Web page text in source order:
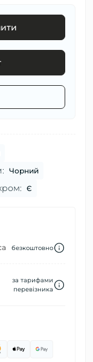
Чорний
Є
безкоштовно
за тарифами
перевізника